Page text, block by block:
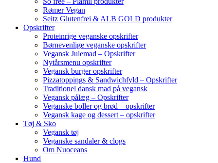
Rømer Vegan
Seitz Glutenfrei & ALB GOLD produkter
Opskrifter
Proteinrige veganske opskrifter
Børnevenlige veganske opskrifter
Vegansk Julemad – Opskrifter
Nytårsmenu opskrifter
Vegansk burger opskrifter
Pizzatoppings & Sandwichfyld – Opskrifter
Traditionel dansk mad på vegansk
Vegansk pålæg – Opskrifter
Veganske boller og brød – opskrifter
Vegansk kage og dessert – opskrifter
Tøj & Sko
Vegansk tøj
Veganske sandaler & clogs
Om Nuoceans
Hund